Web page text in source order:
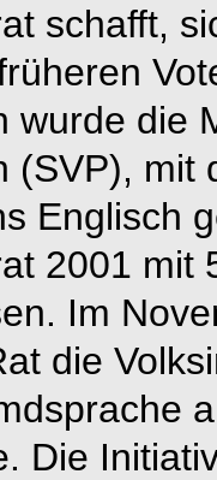
schafft,
wurde die
(SVP), mit
Englisch
2001 mit
Im
die
Die